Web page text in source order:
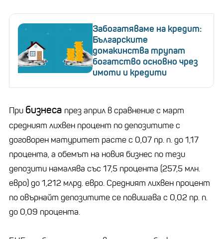
Забогатяваме на кредит:
Българските
домакинства трупат
богатство основно чрез
имоти и кредити
При бизнеса през април в сравнение с март
средният лихвен процент по депозитите с
договорен матуритет расте с 0,07 пр. п. до 1,17
процента, а обемът на новия бизнес по тези
депозити намалява със 17,5 процента (257,5 млн.
евро) до 1,212 млрд. евро. Средният лихвен процент
по овърнайт депозитите се повишава с 0,02 пр. п.
до 0,09 процента.